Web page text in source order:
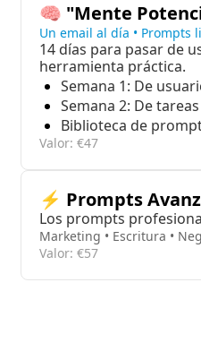
🧠 "Mente
Un email al día • Prompts
14 días para pasar de
herramienta práctica.
Semana 1: De
Semana 2: De
Biblioteca de
Valor: €47
⚡ Prompts
Los prompts
Marketing • Escritura •
Valor: €57